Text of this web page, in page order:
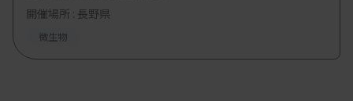
開催場所 : 長野県
微生物